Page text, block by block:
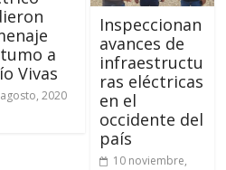
a
Vivas
2020
Inspeccionan
avances de
infraestructu
ras eléctricas
en el
occidente del
país
10 noviembre,